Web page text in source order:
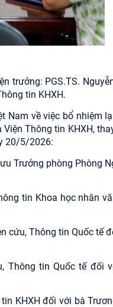
trưởng: PGS.TS.
tin KHXH.
Nam về việc bổ nhiệm
Thông tin KHXH,
20/5/2026:
Trưởng phòng Phòng
tin Khoa học nhân
cứu, Thông tin Quốc tế
Thông tin Quốc tế đối
KHXH đối với bà